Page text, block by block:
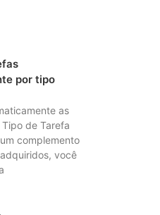
por tipo
as
de Tarefa
complemento
você